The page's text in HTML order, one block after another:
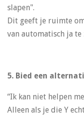
slapen".
Dit geeft je ruimte
van automatisch ja te
5. Bied een
“Ik kan niet helpen
Alleen als je die Y